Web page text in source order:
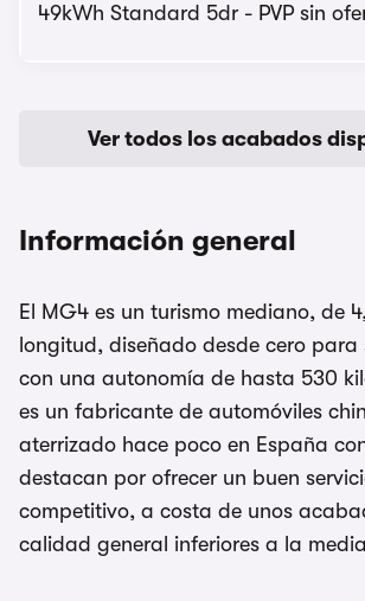
49kWh Standard 5dr - PVP sin
Ver todos los acabados
Información general
El MG4 es un turismo mediano, de
longitud, diseñado desde cero para
con una autonomía de hasta 530
es un fabricante de automóviles
aterrizado hace poco en España
destacan por ofrecer un buen
competitivo, a costa de unos
calidad general inferiores a la